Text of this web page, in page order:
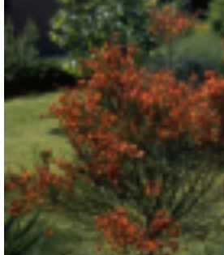
Brem
Cytisus 'Frisia'